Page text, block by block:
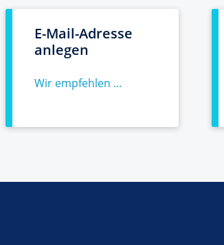
E-Mail-Adresse
anlegen
Wir empfehlen ...